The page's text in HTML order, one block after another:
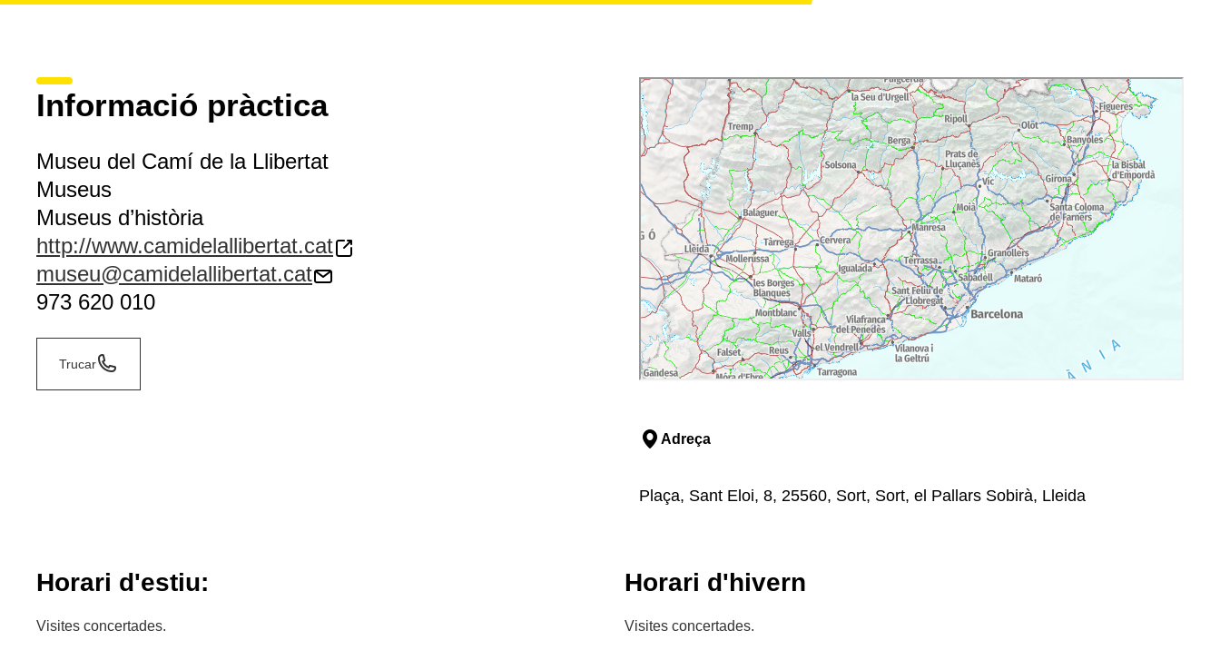
Informació pràctica
Museu del Camí de la Llibertat
Museus
Museus d’història
http://www.camidelallibertat.cat
museu@camidelallibertat.cat
973 620 010
Trucar
Adreça
Plaça, Sant Eloi, 8, 25560, Sort, Sort, el Pallars Sobirà, Lleida
Horari d'estiu:
Visites concertades.
Horari d'hivern
Visites concertades.